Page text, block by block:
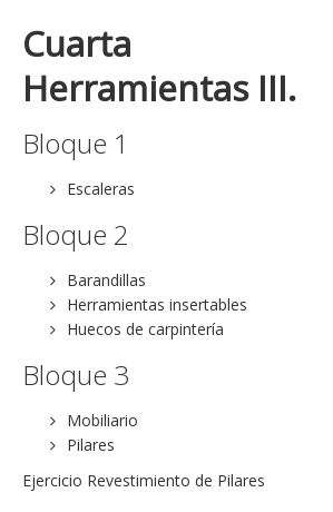
Cuarta
Herramientas III.
Bloque 1
Escaleras
Bloque 2
Barandillas
Herramientas insertables
Huecos de carpintería
Bloque 3
Mobiliario
Pilares
Ejercicio Revestimiento de Pilares